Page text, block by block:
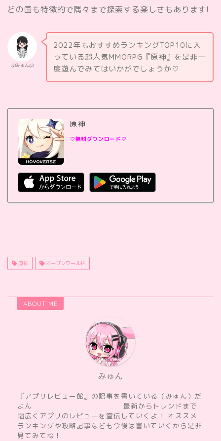
どの国も特徴的で隅々まで探索する楽しさもあります!
໒꒱みゅん໒꒱
2022年もおすすめランキングTOP10に入
っている超人気MMORPG『原神』を是非一
度遊んでみてはいかがでしょうか♡
原神
♡無料ダウンロード♡
原神 オープンワールド
ABOUT ME
みゅん
『アプリレビュー館』の記事を書いている（みゅん）だ
よん 最新からトレンドまで
幅広くアプリのレビューを宣伝していくよ！ オススメ
ランキングや攻略記事なども今後は書いていくから是非
見てみてね！